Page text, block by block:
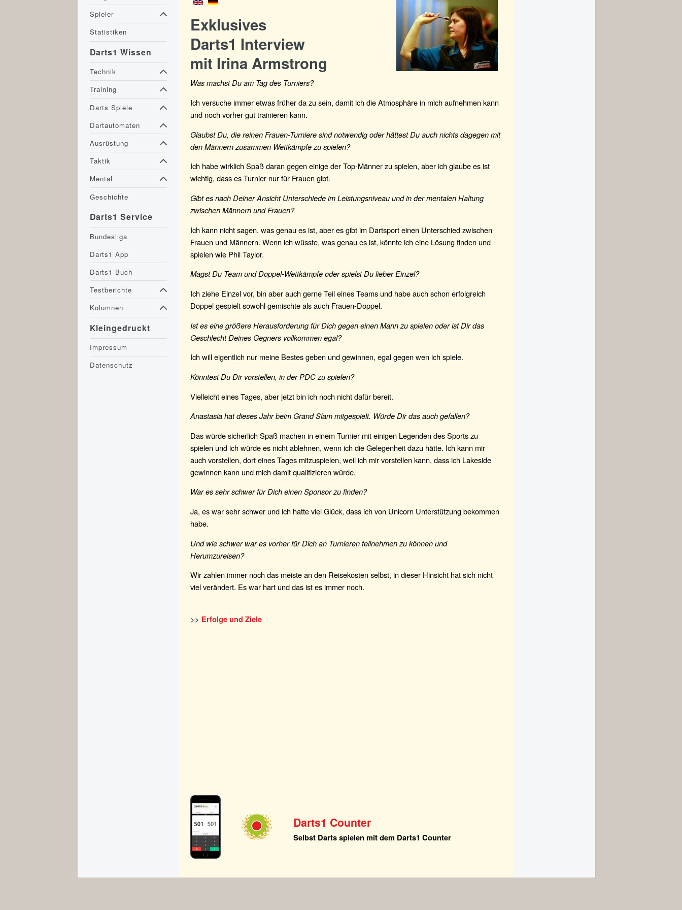
Exklusives
Darts1 Interview
mit Irina Armstrong
Was machst Du am Tag des Turniers?
Ich versuche immer etwas früher da zu sein, damit ich die Atmosphäre in mich aufnehmen kann
und noch vorher gut trainieren kann.
Glaubst Du, die reinen Frauen-Turniere sind notwendig oder hättest Du auch nichts dagegen mit
den Männern zusammen Wettkämpfe zu spielen?
Ich habe wirklich Spaß daran gegen einige der Top-Männer zu spielen, aber ich glaube es ist
wichtig, dass es Turnier nur für Frauen gibt.
Gibt es nach Deiner Ansicht Unterschiede im Leistungsniveau und in der mentalen Haltung
zwischen Männern und Frauen?
Ich kann nicht sagen, was genau es ist, aber es gibt im Dartsport einen Unterschied zwischen
Frauen und Männern. Wenn ich wüsste, was genau es ist, könnte ich eine Lösung finden und
spielen wie Phil Taylor.
Magst Du Team und Doppel-Wettkämpfe oder spielst Du lieber Einzel?
Ich ziehe Einzel vor, bin aber auch gerne Teil eines Teams und habe auch schon erfolgreich
Doppel gespielt sowohl gemischte als auch Frauen-Doppel.
Ist es eine größere Herausforderung für Dich gegen einen Mann zu spielen oder ist Dir das
Geschlecht Deines Gegners vollkommen egal?
Ich will eigentlich nur meine Bestes geben und gewinnen, egal gegen wen ich spiele.
Könntest Du Dir vorstellen, in der PDC zu spielen?
Vielleicht eines Tages, aber jetzt bin ich noch nicht dafür bereit.
Anastasia hat dieses Jahr beim Grand Slam mitgespielt. Würde Dir das auch gefallen?
Das würde sicherlich Spaß machen in einem Turnier mit einigen Legenden des Sports zu
spielen und ich würde es nicht ablehnen, wenn ich die Gelegenheit dazu hätte. Ich kann mir
auch vorstellen, dort eines Tages mitzuspielen, weil ich mir vorstellen kann, dass ich Lakeside
gewinnen kann und mich damit qualifizieren würde.
War es sehr schwer für Dich einen Sponsor zu finden?
Ja, es war sehr schwer und ich hatte viel Glück, dass ich von Unicorn Unterstützung bekommen
habe.
Und wie schwer war es vorher für Dich an Turnieren teilnehmen zu können und
Herumzureisen?
Wir zahlen immer noch das meiste an den Reisekosten selbst, in dieser Hinsicht hat sich nicht
viel verändert. Es war hart und das ist es immer noch.
>> Erfolge und Ziele
Darts1 Counter
Selbst Darts spielen mit dem Darts1 Counter
Spieler
Statistiken
Darts1 Wissen
Technik
Training
Darts Spiele
Dartautomaten
Ausrüstung
Taktik
Mental
Geschichte
Darts1 Service
Bundesliga
Darts1 App
Darts1 Buch
Testberichte
Kolumnen
Kleingedruckt
Impressum
Datenschutz